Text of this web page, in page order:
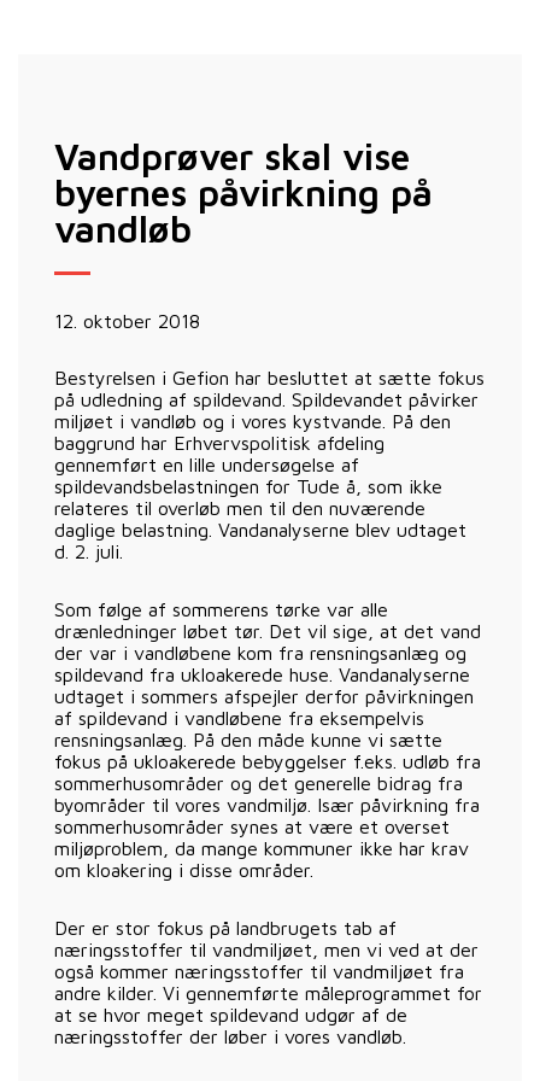
Vandprøver skal vise
byernes påvirkning på
vandløb
12. oktober 2018
Bestyrelsen i Gefion har besluttet at sætte fokus
på udledning af spildevand. Spildevandet påvirker
miljøet i vandløb og i vores kystvande. På den
baggrund har Erhvervspolitisk afdeling
gennemført en lille undersøgelse af
spildevandsbelastningen for Tude å, som ikke
relateres til overløb men til den nuværende
daglige belastning. Vandanalyserne blev udtaget
d. 2. juli.
Som følge af sommerens tørke var alle
drænledninger løbet tør. Det vil sige, at det vand
der var i vandløbene kom fra rensningsanlæg og
spildevand fra ukloakerede huse. Vandanalyserne
udtaget i sommers afspejler derfor påvirkningen
af spildevand i vandløbene fra eksempelvis
rensningsanlæg. På den måde kunne vi sætte
fokus på ukloakerede bebyggelser f.eks. udløb fra
sommerhusområder og det generelle bidrag fra
byområder til vores vandmiljø. Især påvirkning fra
sommerhusområder synes at være et overset
miljøproblem, da mange kommuner ikke har krav
om kloakering i disse områder.
Der er stor fokus på landbrugets tab af
næringsstoffer til vandmiljøet, men vi ved at der
også kommer næringsstoffer til vandmiljøet fra
andre kilder. Vi gennemførte måleprogrammet for
at se hvor meget spildevand udgør af de
næringsstoffer der løber i vores vandløb.